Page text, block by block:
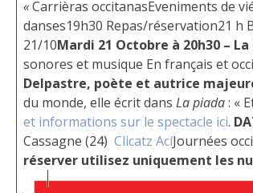
«Carrièras occitanasEveniments de
danses19h30 Repas/réservation21 h
21/10Mardi 21 Octobre à 20h30 –
sonores et musique En français et
Delpastre, poète et autrice
du monde, elle écrit dans La piada: «
et informations sur le spectacle ici.
Cassagne (24) Clicatz AcíJournées
réserver utilisez uniquement les